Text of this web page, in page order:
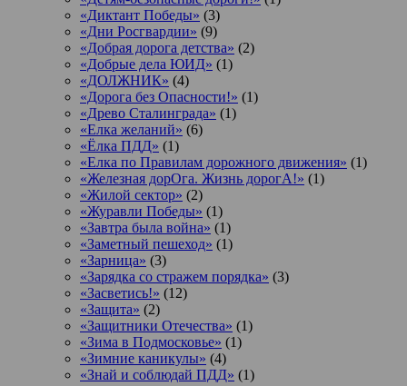
«Диктант Победы» (3)
«Дни Росгвардии» (9)
«Добрая дорога детства» (2)
«Добрые дела ЮИД» (1)
«ДОЛЖНИК» (4)
«Дорога без Опасности!» (1)
«Древо Сталинграда» (1)
«Елка желаний» (6)
«Ёлка ПДД» (1)
«Елка по Правилам дорожного движения» (1)
«Железная дорОга. Жизнь дорогА!» (1)
«Жилой сектор» (2)
«Журавли Победы» (1)
«Завтра была война» (1)
«Заметный пешеход» (1)
«Зарница» (3)
«Зарядка со стражем порядка» (3)
«Засветись!» (12)
«Защита» (2)
«Защитники Отечества» (1)
«Зима в Подмосковье» (1)
«Зимние каникулы» (4)
«Знай и соблюдай ПДД» (1)